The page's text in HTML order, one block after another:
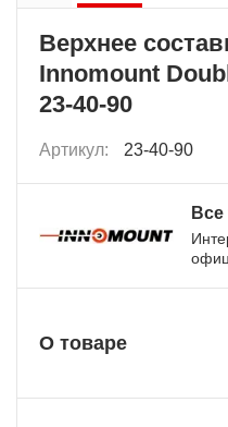
Верхнее
Innomount
23-40-90
Артикул: 23-40-90
О товаре